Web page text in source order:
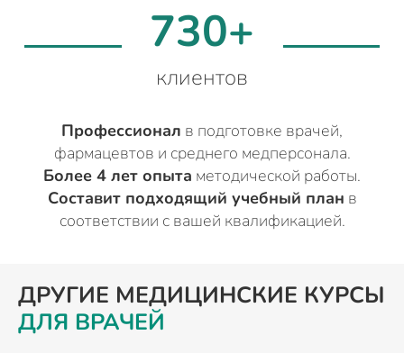
730+
клиентов
Профессионал в подготовке врачей,
фармацевтов и среднего медперсонала.
Более 4 лет опыта методической работы.
Составит подходящий учебный план в
соответствии с вашей квалификацией.
ДРУГИЕ МЕДИЦИНСКИЕ КУРСЫ
ДЛЯ ВРАЧЕЙ